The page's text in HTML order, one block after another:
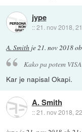
jype
::21. nov 2018,
A. Smith je21. nov 2018
Kako pa potem
Kar je napisal Okapi.
A. Smith
::21. nov 2018,